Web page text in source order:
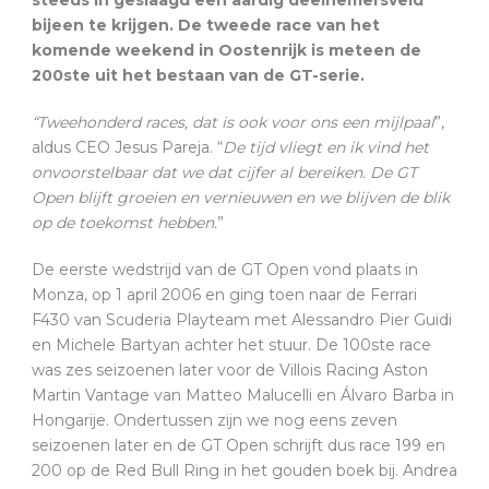
bijeen te krijgen. De tweede race van het
komende weekend in Oostenrijk is meteen de
200ste uit het bestaan van de GT-serie.
“Tweehonderd races, dat is ook voor ons een mijlpaal”,
aldus CEO Jesus Pareja. “De tijd vliegt en ik vind het
onvoorstelbaar dat we dat cijfer al bereiken. De GT
Open blijft groeien en vernieuwen en we blijven de blik
op de toekomst hebben.”
De eerste wedstrijd van de GT Open vond plaats in
Monza, op 1 april 2006 en ging toen naar de Ferrari
F430 van Scuderia Playteam met Alessandro Pier Guidi
en Michele Bartyan achter het stuur. De 100ste race
was zes seizoenen later voor de Villois Racing Aston
Martin Vantage van Matteo Malucelli en Álvaro Barba in
Hongarije. Ondertussen zijn we nog eens zeven
seizoenen later en de GT Open schrijft dus race 199 en
200 op de Red Bull Ring in het gouden boek bij. Andrea